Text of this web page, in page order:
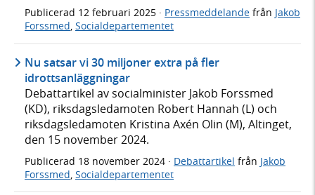
Publicerad 12 februari 2025 · Pressmeddelande från Jakob
Forssmed, Socialdepartementet
Nu satsar vi 30 miljoner extra på fler
idrottsanläggningar
Debattartikel av socialminister Jakob Forssmed
(KD), riksdagsledamoten Robert Hannah (L) och
riksdagsledamoten Kristina Axén Olin (M), Altinget,
den 15 november 2024.
Publicerad 18 november 2024 · Debattartikel från Jakob
Forssmed, Socialdepartementet